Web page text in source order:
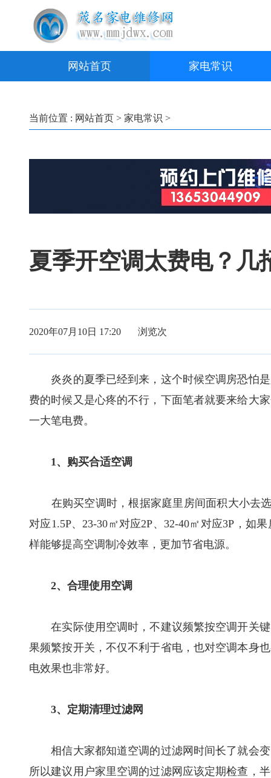
网站首页 家电常识
当前位置 : 网站首页 > 家电常识 >
夏季开空调太费电？几
2020年07月10日 17:20 浏览次
炎炎的夏季已经到来，这个时候空调房恐怕是
费的时候又是心疼的不行，下面笔者就要来给大
一大笔电费。
1、购买合适空调
在购买空调时，根据家庭里房间面积大小去选
对应1.5P、23-30㎡对应2P、32-40㎡对应3P，如
样能够提高空调制冷效率，更加节省电源。
2、合理使用空调
在实际使用空调时，不建议频繁按空调开关键
果频繁按开关，不仅不利于省电，也对空调本身
电效果也非常好。
3、定期清理过滤网
相信大家都知道空调的过滤网时间长了就会变
所以建议用户家里空调的过滤网应该定期检查，